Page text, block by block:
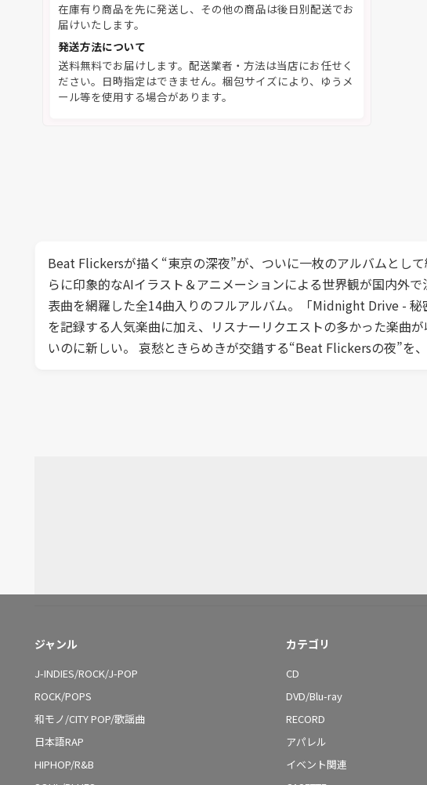
在庫有り商品を先に発送し、その他の商品は後日別配送でお
届けいたします。
発送方法について
送料無料でお届けします。配送業者・方法は当店にお任せく
ださい。日時指定はできません。梱包サイズにより、ゆうメ
ール等を使用する場合があります。
Beat Flickersが描く“東京の深夜”が、ついに一枚のアルバムとし
らに印象的なAIイラスト＆アニメーションによる世界観が国内外
表曲を網羅した全14曲入りのフルアルバム。「Midnight Drive -
を記録する人気楽曲に加え、リスナーリクエストの多かった楽曲
いのに新しい。 哀愁ときらめきが交錯する“Beat Flickersの夜”を
ジャンル
J-INDIES/ROCK/J-POP
ROCK/POPS
和モノ/CITY POP/歌謡曲
日本語RAP
HIPHOP/R&B
カテゴリ
CD
DVD/Blu-ray
RECORD
アパレル
イベント関連